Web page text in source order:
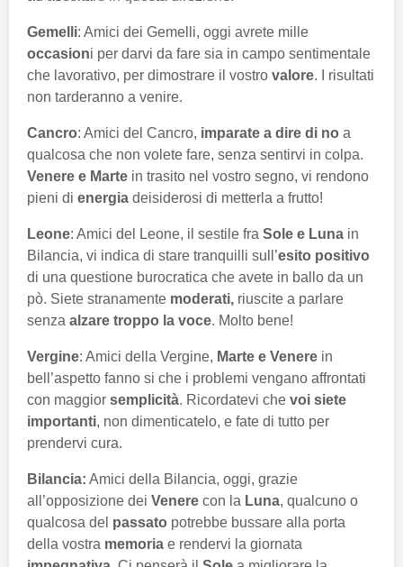
Gemelli: Amici dei Gemelli, oggi avrete mille
occasioni per darvi da fare sia in campo sentimentale
che lavorativo, per dimostrare il vostro valore. I risultati
non tarderanno a venire.
Cancro: Amici del Cancro, imparate a dire di no a
qualcosa che non volete fare, senza sentirvi in colpa.
Venere e Marte in trasito nel vostro segno, vi rendono
pieni di energia deisiderosi di metterla a frutto!
Leone: Amici del Leone, il sestile fra Sole e Luna in
Bilancia, vi indica di stare tranquilli sull’esito positivo
di una questione burocratica che avete in ballo da un
pò. Siete stranamente moderati, riuscite a parlare
senza alzare troppo la voce. Molto bene!
Vergine: Amici della Vergine, Marte e Venere in
bell’aspetto fanno si che i problemi vengano affrontati
con maggior semplicità. Ricordatevi che voi siete
importanti, non dimenticatelo, e fate di tutto per
prendervi cura.
Bilancia: Amici della Bilancia, oggi, grazie
all’opposizione dei Venere con la Luna, qualcuno o
qualcosa del passato potrebbe bussare alla porta
della vostra memoria e rendervi la giornata